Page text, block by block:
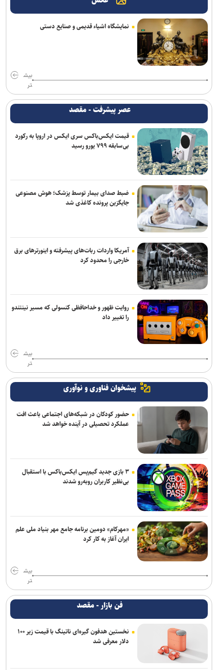
پرورش اندام/ حضور عضو هیات مدیره پرسپولیس
کلباسی به چادرملو پیوست
عالیشاه در یک قدمی گل‌گهر
روزنامه‌های ورزشی چهارشنبه ۱۴ مرداد ۱۴۰۵
روزنامه های ورزشی پنجشنبه ۱۵ مرداد ۱۴۰۵
برزگر: همای سعادت روی دوش تارتار نشسته است/ عیار واقعی پرسپولیس
از هفته پنجم به بعد مشخص می‌شود
نعمت‌پور بعد از قبول مسئولیت سپاهان در لیگ برتر فرنگی: اولویت‌مان
در سال اول قهرمانی نیست
نمایشگاه اشیاء قدیمی و صنایع دستی
بیش
تر
عصر پیشرفت - مقصد
قیمت ایکس‌باکس سری ایکس در اروپا به رکورد
بی‌سابقه ۷۹۹ یورو رسید
ضبط صدای بیمار توسط پزشک؛ هوش مصنوعی
جایگزین پرونده کاغذی شد
آمریکا واردات ربات‌های پیشرفته و اینورترهای برق
خارجی را محدود کرد
روایت ظهور و خداحافظی کنسولی که مسیر نینتندو
را تغییر داد
بیش
تر
پیشخوان فناوری و نوآوری
حضور کودکان در شبکه‌های اجتماعی باعث افت
عملکرد تحصیلی در آینده خواهد شد
۳ بازی جدید گیم‌پس ایکس‌باکس با استقبال
بی‌نظیر کاربران روبه‌رو شدند
«مهرکام» دومین برنامه جامع مهر بنیاد ملی علم
ایران آغاز به کار کرد
بیش
تر
فن بازار - مقصد
نخستین هدفون گیره‌ای ناتینگ با قیمت زیر ۱۰۰
دلار معرفی شد